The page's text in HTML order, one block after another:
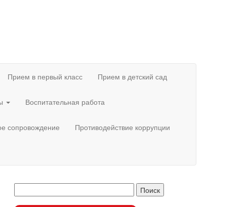
Прием в первый класс Прием в детский сад
Воспитательная работа
сопровождение Противодействие коррупции